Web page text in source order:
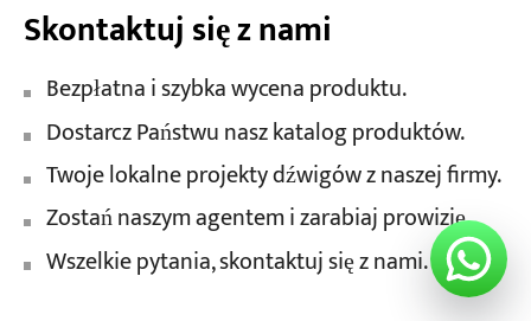
Skontaktuj się z nami
Bezpłatna i szybka wycena produktu.
Dostarcz Państwu nasz katalog produktów.
Twoje lokalne projekty dźwigów z naszej firmy.
Zostań naszym agentem i zarabiaj prowizję.
Wszelkie pytania, skontaktuj się z nami.